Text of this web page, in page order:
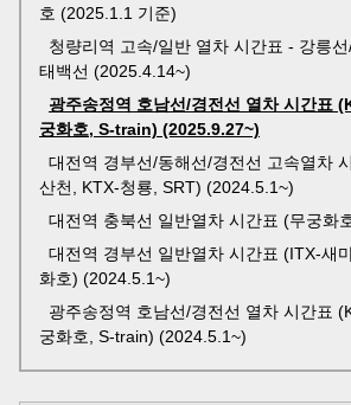
호 (2025.1.1 기준)
청량리역 고속/일반 열차 시간표 - 강릉
태백선 (2025.4.14~)
광주송정역 호남선/경전선 열차 시간표
궁화호, S-train) (2025.9.27~)
대전역 경부선/동해선/경전선 고속열차
산천, KTX-청룡, SRT) (2024.5.1~)
대전역 충북선 일반열차 시간표 (무궁화
대전역 경부선 일반열차 시간표 (ITX-새
화호) (2024.5.1~)
광주송정역 호남선/경전선 열차 시간표
궁화호, S-train) (2024.5.1~)